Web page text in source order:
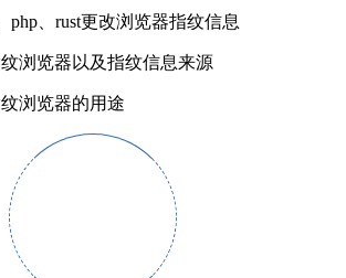
php、rust更改浏览器指纹信息
浏览器以及指纹信息来源
浏览器的用途